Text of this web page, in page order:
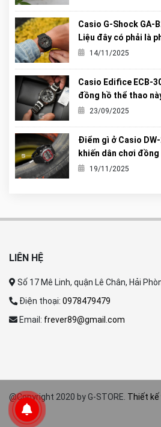
Casio G-Shock GA-
Liệu đây có phải là
“Carbon Core” hoàn
14/11/2025
Casio Edifice ECB-
đồng hồ thể thao
khiến giới trẻ mê
23/09/2025
Điểm gì ở Casio DW-
khiến dân chơi
nó là tiểu G-Shock?
19/11/2025
LIÊN HỆ
Số 17 Mê Linh, quận Lê Chân, Hải
Điện thoại: 0978479479
Email: frever89@gmail.com
@Copyright 2020 by G-STORE. Thiết kế